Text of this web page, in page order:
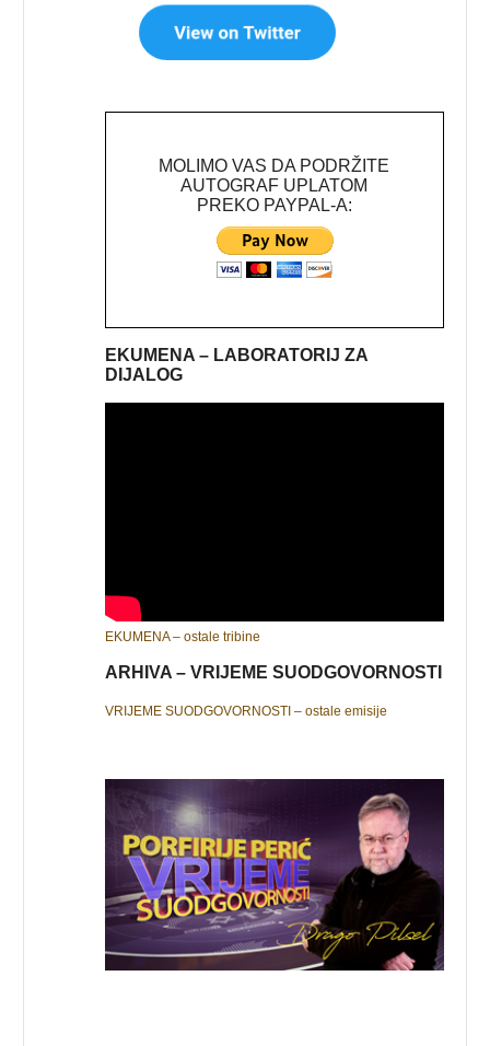
MOLIMO VAS DA PODRŽITE
AUTOGRAF UPLATOM
PREKO PAYPAL-A:
EKUMENA – LABORATORIJ ZA
DIJALOG
EKUMENA – ostale tribine
ARHIVA – VRIJEME SUODGOVORNOSTI
VRIJEME SUODGOVORNOSTI – ostale emisije